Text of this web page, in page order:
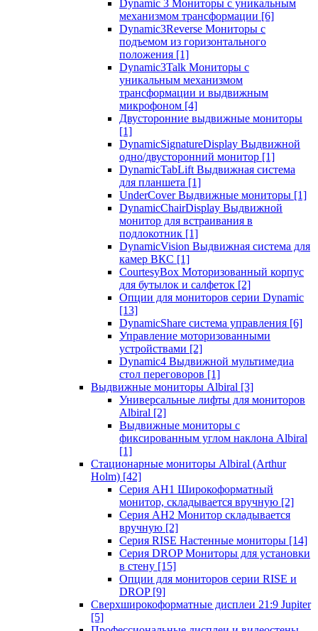
Dynamic 3 Мониторы с уникальным
механизмом трансформации [6]
Dynamic3Reverse Мониторы с
подъемом из горизонтального
положения [1]
Dynamic3Talk Мониторы с
уникальным механизмом
трансформации и выдвижным
микрофоном [4]
Двусторонние выдвижные мониторы
[1]
DynamicSignatureDisplay Выдвижной
одно/двусторонний монитор [1]
DynamicTabLift Выдвижная система
для планшета [1]
UnderCover Выдвижные мониторы [1]
DynamicChairDisplay Выдвижной
монитор для встраивания в
подлокотник [1]
DynamicVision Выдвижная система для
камер ВКС [1]
CourtesyBox Моторизованный корпус
для бутылок и салфеток [2]
Опции для мониторов серии Dynamic
[13]
DynamicShare система управления [6]
Управление моторизованными
устройствами [2]
Dynamic4 Выдвижной мультимедиа
стол переговоров [1]
Выдвижные мониторы Albiral [3]
Универсальные лифты для мониторов
Albiral [2]
Выдвижные мониторы с
фиксированным углом наклона Albiral
[1]
Стационарные мониторы Albiral (Arthur
Holm) [42]
Серия AH1 Широкоформатный
монитор, складывается вручную [2]
Серия AH2 Монитор складывается
вручную [2]
Серия RISE Настенные мониторы [14]
Серия DROP Мониторы для установки
в стену [15]
Опции для мониторов серии RISE и
DROP [9]
Сверхширокоформатные дисплеи 21:9 Jupiter
[5]